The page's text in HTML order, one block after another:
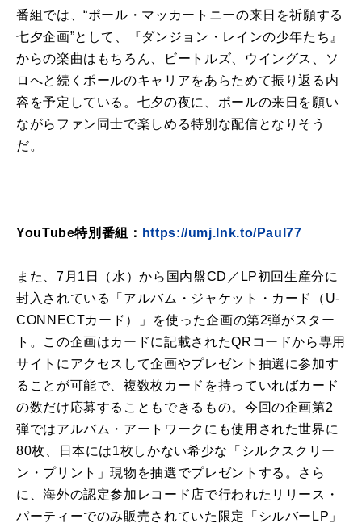
番組では、“ポール・マッカートニーの来日を祈願する
七夕企画”として、『ダンジョン・レインの少年たち』
からの楽曲はもちろん、ビートルズ、ウイングス、ソ
ロへと続くポールのキャリアをあらためて振り返る内
容を予定している。七夕の夜に、ポールの来日を願い
ながらファン同士で楽しめる特別な配信となりそう
だ。
YouTube特別番組： https://umj.lnk.to/Paul77
また、7月1日（水）から国内盤CD／LP初回生産分に
封入されている「アルバム・ジャケット・カード（U-
CONNECTカード）」を使った企画の第2弾がスター
ト。この企画はカードに記載されたQRコードから専用
サイトにアクセスして企画やプレゼント抽選に参加す
ることが可能で、複数枚カードを持っていればカード
の数だけ応募することもできるもの。今回の企画第2
弾ではアルバム・アートワークにも使用された世界に
80枚、日本には1枚しかない希少な「シルクスクリー
ン・プリント」現物を抽選でプレゼントする。さら
に、海外の認定参加レコード店で行われたリリース・
パーティーでのみ販売されていた限定「シルバーLP」